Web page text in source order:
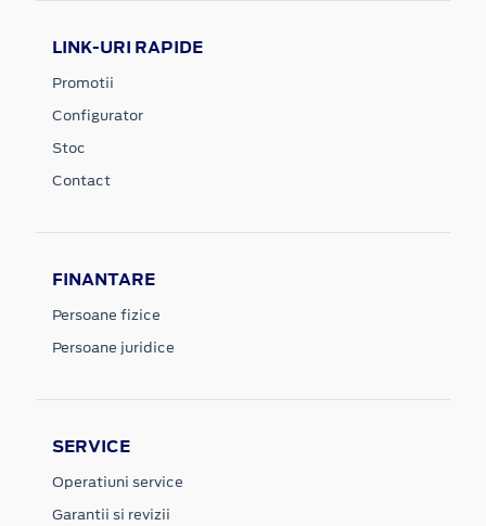
LINK-URI RAPIDE
Promotii
Configurator
Stoc
Contact
FINANTARE
Persoane fizice
Persoane juridice
SERVICE
Operatiuni service
Garantii si revizii